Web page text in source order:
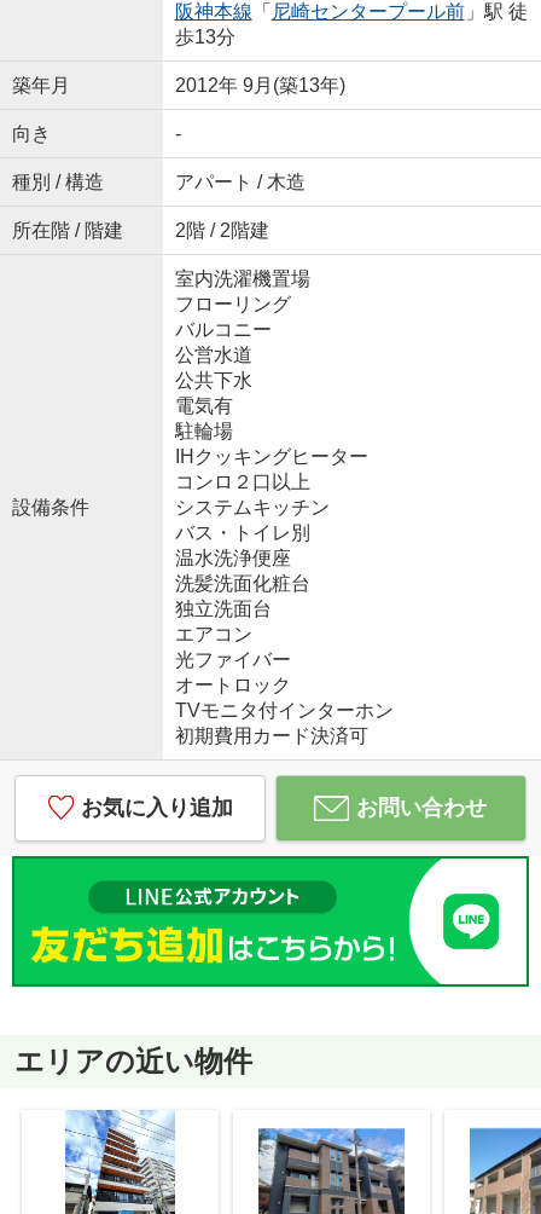
阪神本線 「 尼崎センタープール前」駅 徒
歩13分
築年月 2012年 9月(築13年)
向き -
種別 / 構造 アパート / 木造
所在階 / 階建 2階 / 2階建
設備条件
室内洗濯機置場
フローリング
バルコニー
公営水道
公共下水
電気有
駐輪場
IHクッキングヒーター
コンロ２口以上
システムキッチン
バス・トイレ別
温水洗浄便座
洗髪洗面化粧台
独立洗面台
エアコン
光ファイバー
オートロック
TVモニタ付インターホン
初期費用カード決済可
お気に入り追加 お問い合わせ
エリアの近い物件